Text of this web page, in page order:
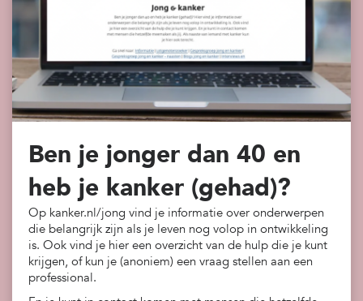
Ben je jonger dan 40 en
heb je kanker (gehad)?
Op kanker.nl/jong vind je informatie over onderwerpen
die belangrijk zijn als je leven nog volop in ontwikkeling
is. Ook vind je hier een overzicht van de hulp die je kunt
krijgen, of kun je (anoniem) een vraag stellen aan een
professional.